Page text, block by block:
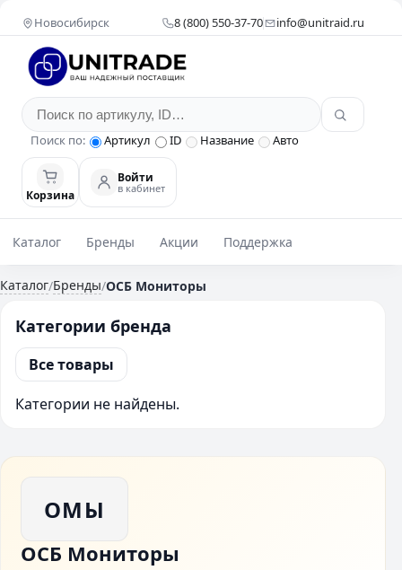
Новосибирск 8 (800) 550-37-70 info@unitraid.ru
Поиск по: Артикул ID Название Авто
Корзина
Войти
в кабинет
Каталог Бренды Акции Поддержка
Каталог/Бренды/ОСБ Мониторы
Категории бренда
Все товары
Категории не найдены.
ОМЫ
ОСБ Мониторы